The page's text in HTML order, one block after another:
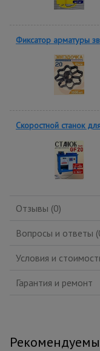
Фиксатор арматуры
Скоростной станок
Отзывы (0)
Вопросы и ответы
Условия и
Гарантия и ремонт